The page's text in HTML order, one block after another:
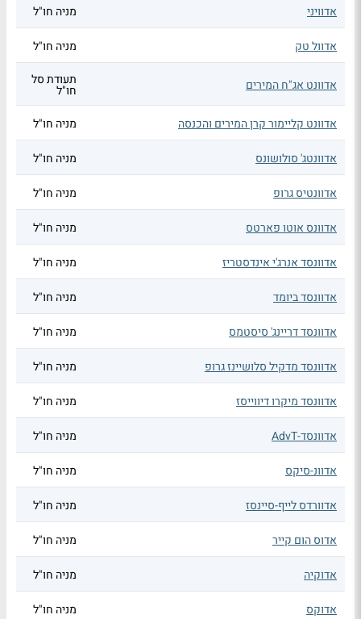
אדוויני
מניה חו"ל
אדוול טק מניה חו"ל
אדוונט אג"ח המירים תעודת סל
חו"ל
אדוונט קליימור קרן המירים והכנסה
מניה חו"ל
אדוונטג' סולושונס מניה חו"ל
אדוונטיס גרופ מניה חו"ל
אדוונס אוטו פארטס מניה חו"ל
אדוונסד אנרג'י אינדסטריז מניה חו"ל
אדוונסד ביומד מניה חו"ל
אדוונסד דריינג' סיסטמס מניה חו"ל
אדוונסד מדקיל סלושיינז גרופ מניה חו"ל
אדוונסד מיקרו דיווייסז מניה חו"ל
אדוונסד-AdvT מניה חו"ל
אדוונ-סיקס מניה חו"ל
אדוורדס לייף-סיינסז מניה חו"ל
אדוס הום קייר מניה חו"ל
אדוקיה מניה חו"ל
אדוקס מניה חו"ל